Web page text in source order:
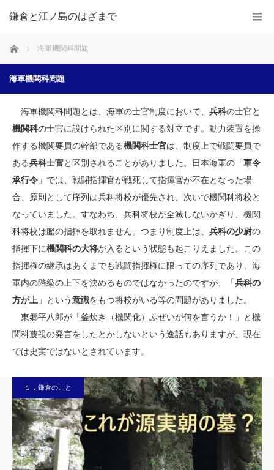
鎌倉と江ノ島のはざまで
ホーム 海軍機関科問題
海軍機関科問題
海軍機関科問題とは、海軍の士官制度において、 兵科の士官と
機関科の士官に設けられた区別に関する対立です。動力装置を操
作する機関要員の幹部である機関科士官は、制度上で戦闘要員で
ある兵科士官と区別されることがありました。日本海軍の「軍令
承行令 」では、戦闘指揮官が戦死して指揮官が不在となった場
合、原則として序列は兵科将校が優先され、次いで機関科将校と
なっていました。すなわち、兵科将校が全滅しないかぎり、機関
科将校は艦の指揮を取れません。つまり制度上は、 兵科の少尉の
指揮下に機関科の大将が入るという状態も起こりえました。この
指揮権の継承はあくまでも戦闘指揮権に限っての序列であり、海
軍内の階級の上下を決めるものではなかったのですが、「兵科の
方が上 」という意識をもつ将校がいる等の問題がありました。
東郷平八郎が「釜炊き（機関化）ふぜいが何を言うか！」と機
関科蔑視の発言をしたとかしないという逸話もありますが、現在
では史実ではないとされています。
１．鎌倉のこと